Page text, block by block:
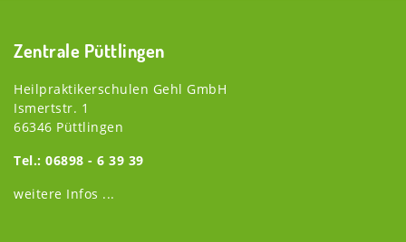
Zentrale Püttlingen
Heilpraktikerschulen Gehl GmbH
Ismertstr. 1
66346 Püttlingen
Tel.: 06898 - 6 39 39
weitere Infos ...